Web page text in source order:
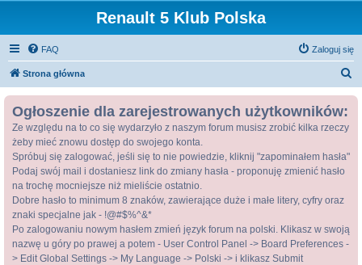
Renault 5 Klub Polska
FAQ Zaloguj się
Strona główna
Ogłoszenie dla zarejestrowanych użytkowników:
Ze względu na to co się wydarzyło z naszym forum musisz zrobić kilka rzeczy
żeby mieć znowu dostęp do swojego konta.
Spróbuj się zalogować, jeśli się to nie powiedzie, kliknij "zapominałem hasła"
Podaj swój mail i dostaniesz link do zmiany hasła - proponuję zmienić hasło
na trochę mocniejsze niż mieliście ostatnio.
Dobre hasło to minimum 8 znaków, zawierające duże i małe litery, cyfry oraz
znaki specjalne jak - !@#$%^&*
Po zalogowaniu nowym hasłem zmień język forum na polski. Klikasz w swoją
nazwę u góry po prawej a potem - User Control Panel -> Board Preferences -
> Edit Global Settings -> My Language -> Polski -> i klikasz Submit